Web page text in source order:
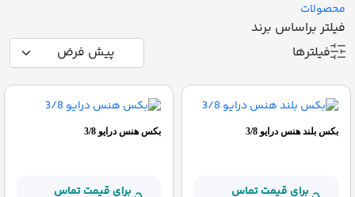
محصولات
فیلتر براساس برند
فیلترها
بکس بلند هنس درایو 3/8
برای قیمت تماس
بکس هنس درایو 3/8
برای قیمت تماس